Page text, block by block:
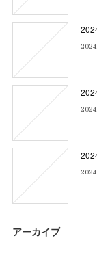
アーカイブ